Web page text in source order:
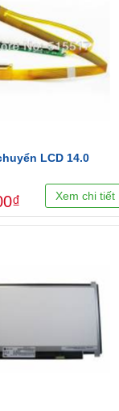
LCD 14.0
Xem chi tiết